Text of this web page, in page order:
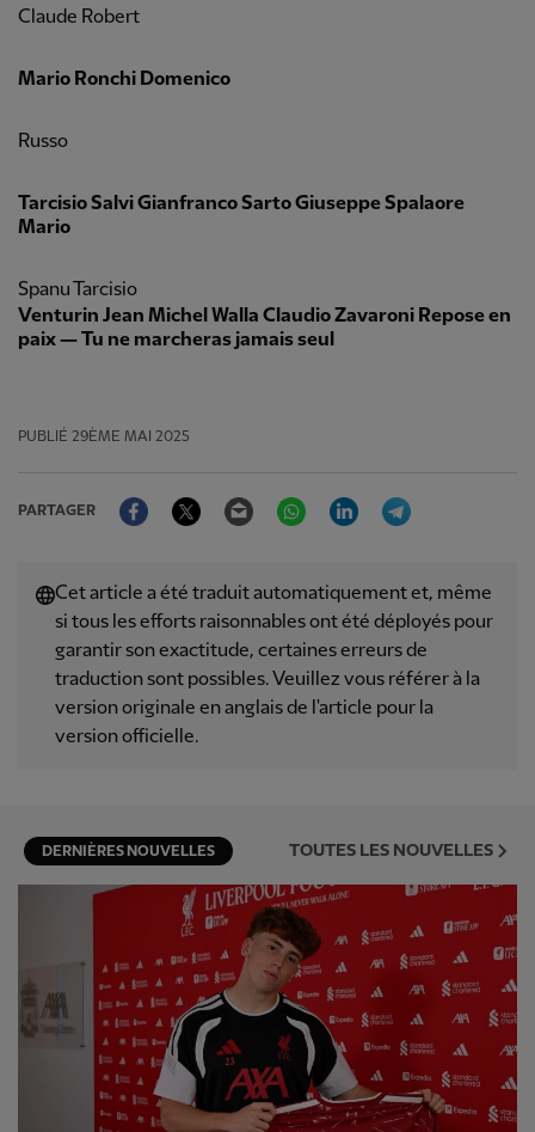
Claude Robert
Mario Ronchi Domenico
Russo
Tarcisio Salvi Gianfranco Sarto Giuseppe Spalaore
Mario
Spanu Tarcisio
Venturin Jean Michel Walla Claudio Zavaroni Repose en
paix — Tu ne marcheras jamais seul
PUBLIÉ 29ÈME MAI 2025
PARTAGER
FacebookTwitter Email WhatsAppLinkedIn
Cet article a été traduit automatiquement et, même
si tous les efforts raisonnables ont été déployés pour
garantir son exactitude, certaines erreurs de
traduction sont possibles. Veuillez vous référer à la
version originale en anglais de l'article pour la
version officielle.
DERNIÈRES NOUVELLES TOUTES LES NOUVELLES